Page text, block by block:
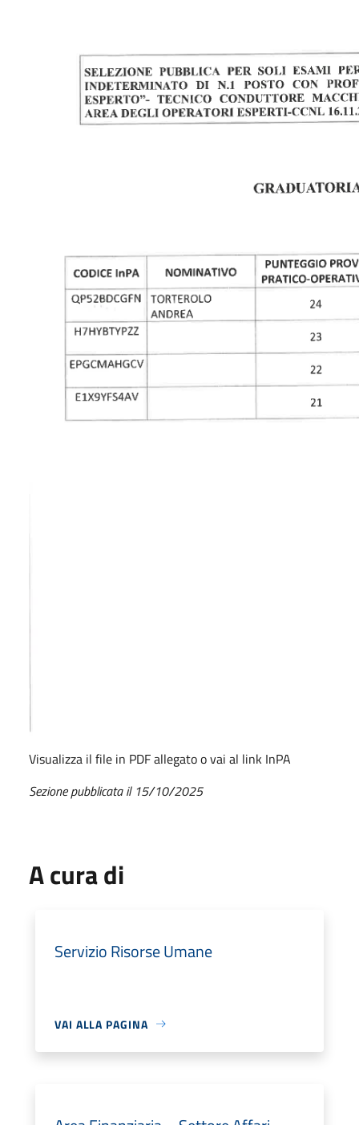
Visualizza il file in PDF allegato o vai al link InPA
Sezione pubblicata il 15/10/2025
A cura di
Servizio Risorse Umane
VAI ALLA PAGINA